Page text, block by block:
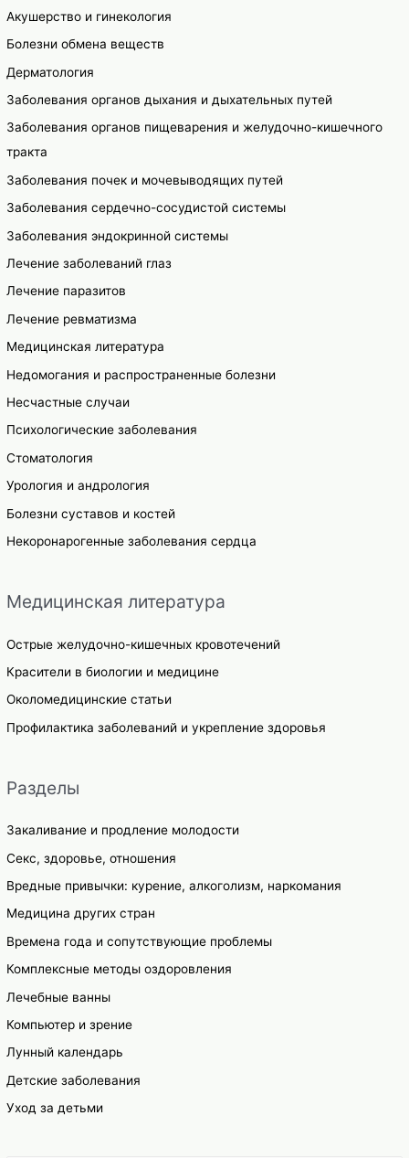
Акушерство и гинекология
Болезни обмена веществ
Дерматология
Заболевания органов дыхания и дыхательных путей
Заболевания органов пищеварения и желудочно-кишечного
тракта
Заболевания почек и мочевыводящих путей
Заболевания сердечно-сосудистой системы
Заболевания эндокринной системы
Лечение заболеваний глаз
Лечение паразитов
Лечение ревматизма
Медицинская литература
Недомогания и распространенные болезни
Несчастные случаи
Психологические заболевания
Стоматология
Урология и андрология
Болезни суставов и костей
Некоронарогенные заболевания сердца
Медицинская литература
Острые желудочно-кишечных кровотечений
Красители в биологии и медицине
Околомедицинские статьи
Профилактика заболеваний и укрепление здоровья
Разделы
Закаливание и продление молодости
Секс, здоровье, отношения
Вредные привычки: курение, алкоголизм, наркомания
Медицина других стран
Времена года и сопутствующие проблемы
Комплексные методы оздоровления
Лечебные ванны
Компьютер и зрение
Лунный календарь
Детские заболевания
Уход за детьми